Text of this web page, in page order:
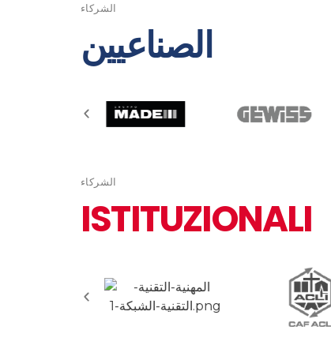
الشركاء
الصناعيين
الشركاء
ISTITUZIONALI